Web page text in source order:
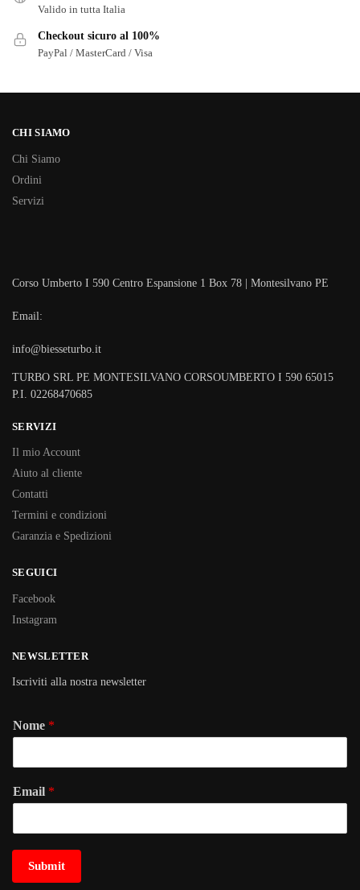
Valido in tutta Italia
Checkout sicuro al 100%
PayPal / MasterCard / Visa
CHI SIAMO
Chi Siamo
Ordini
Servizi
Corso Umberto I 590 Centro Espansione 1 Box 78 | Montesilvano PE
Email:
info@biesseturbo.it
TURBO SRL PE MONTESILVANO CORSOUMBERTO I 590 65015
P.I. 02268470685
SERVIZI
Il mio Account
Aiuto al cliente
Contatti
Termini e condizioni
Garanzia e Spedizioni
SEGUICI
Facebook
Instagram
NEWSLETTER
Iscriviti alla nostra newsletter
Nome *
Email *
Submit